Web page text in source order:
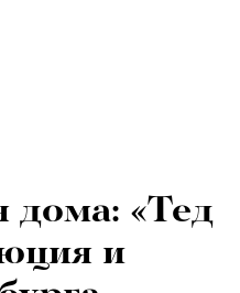
дома: «Тед
и